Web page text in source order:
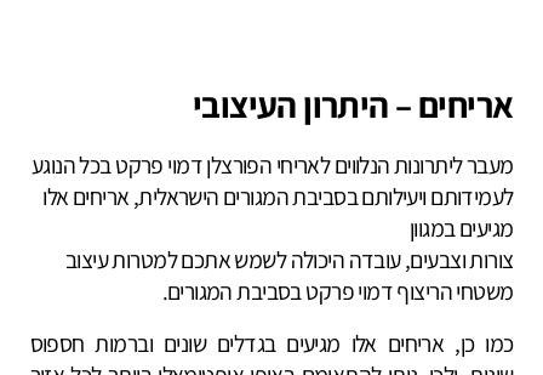
אריחים – היתרון העיצובי
מעבר ליתרונות הנלווים לאריחי הפורצלן דמוי פרקט בכל הנוגע
לעמידותם ויעילותם בסביבת המגורים הישראלית, אריחים אלו
מגיעים במגוון
צורות וצבעים, עובדה היכולה לשמש אתכם למטרות עיצוב
משטחי הריצוף דמוי פרקט בסביבת המגורים.
כמו כן, אריחים אלו מגיעים בגדלים שונים וברמות חספוס